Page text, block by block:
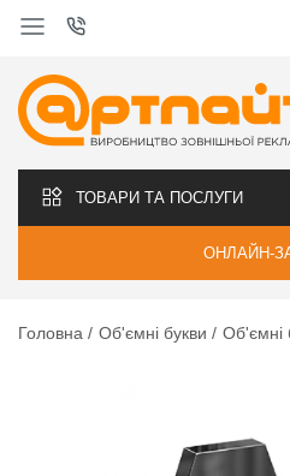
ТОВАРИ ТА ПОСЛУГИ
ОНЛАЙН-
Головна Об'ємні букви Об'ємні